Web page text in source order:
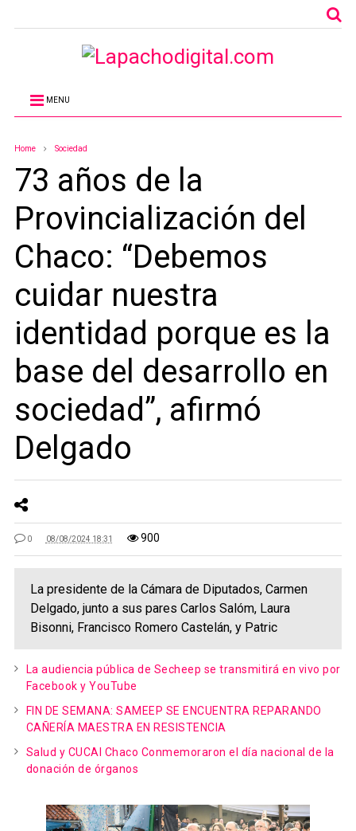
MENU
Home Sociedad
73 años de la
Provincialización del
Chaco: “Debemos
cuidar nuestra
identidad porque es la
base del desarrollo en
sociedad”, afirmó
Delgado
0 08/08/2024 18:31 900
La presidente de la Cámara de Diputados, Carmen
Delgado, junto a sus pares Carlos Salóm, Laura
Bisonni, Francisco Romero Castelán, y Patric
La audiencia pública de Secheep se transmitirá en vivo por
Facebook y YouTube
FIN DE SEMANA: SAMEEP SE ENCUENTRA REPARANDO
CAÑERÍA MAESTRA EN RESISTENCIA
Salud y CUCAI Chaco Conmemoraron el día nacional de la
donación de órganos